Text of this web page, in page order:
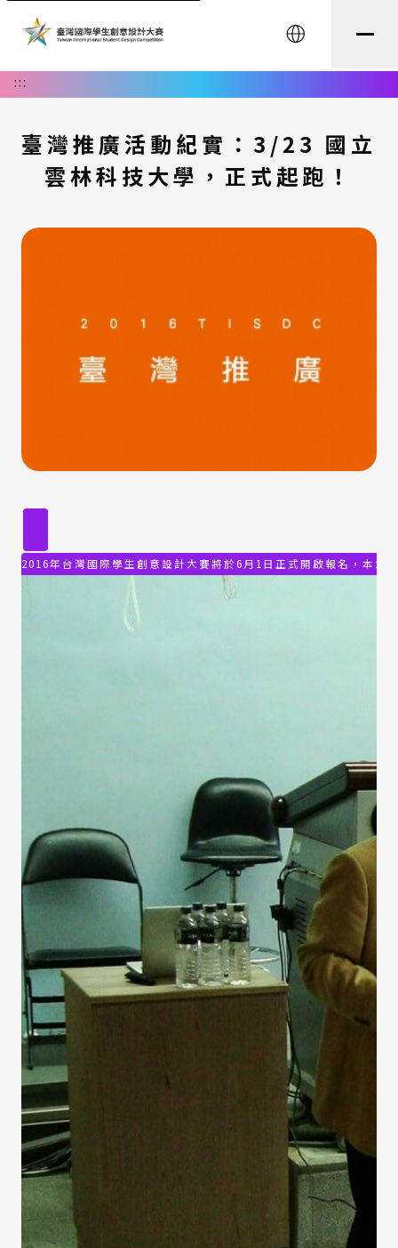
English
:::
臺灣推廣活動紀實：3/23 國立
雲林科技大學，正式起跑！
2016年台灣國際學生創意設計大賽將於6月1日正式開啟報名，本